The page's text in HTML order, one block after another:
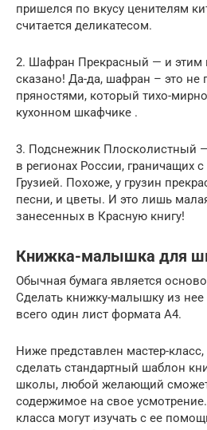
пришелся по вкусу ценителям
считается деликатесом.
2. Шафран Прекрасный — и этим
сказано! Да-да, шафран – это не
пряностями, который тихо-
кухонном шкафчике .
3. Подснежник Плосколистный —
в регионах России, граничащих
Грузией. Похоже, у грузин
песни, и цветы. И это лишь
занесенных в Красную книгу!
Книжка-малышка для
Обычная бумага является
Сделать книжку-малышку из
всего один лист формата А4.
Ниже представлен мастер-
сделать стандартный шаблон
школы, любой желающий
содержимое на свое
класса могут изучать с ее